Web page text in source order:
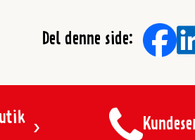
Del denne side: